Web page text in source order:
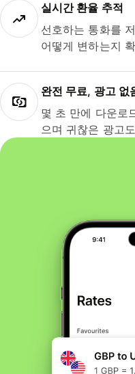
실시간 환율 추적
선호하는 통화를
어떻게 변하는지
완전 무료, 광고 없
몇 초 만에 다운로
으며 귀찮은 광고